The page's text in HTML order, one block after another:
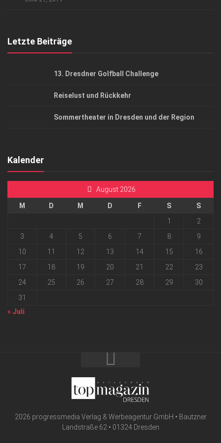
Letzte Beiträge
13. Dresdner Golfball Challenge
Reiselust und Rückkehr
Sommertheater in Dresden und der Region
Kalender
August 2026
M D M D F S
S
1
2
3
4 5 6 7 8
9
10
11 12 13 14 15
16
17
18 19 20 21 22
23
24
25 26 27 28 29
30
31
« Juli
2026 progressmedia Verlag & Werbeagentur GmbH • Bautzner
Landstraße 62 • 01324 Dresden